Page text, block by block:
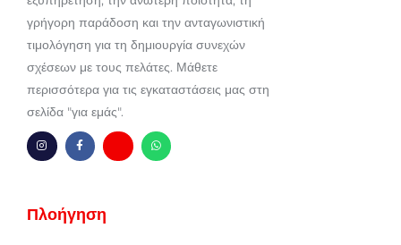
γρήγορη παράδοση και την ανταγωνιστική
τιμολόγηση για τη δημιουργία συνεχών
σχέσεων με τους πελάτες. Μάθετε
περισσότερα για τις εγκαταστάσεις μας στη
σελίδα "για εμάς".
I
n
r
a
F
a
o
k
μ
W
h
Πλοήγηση